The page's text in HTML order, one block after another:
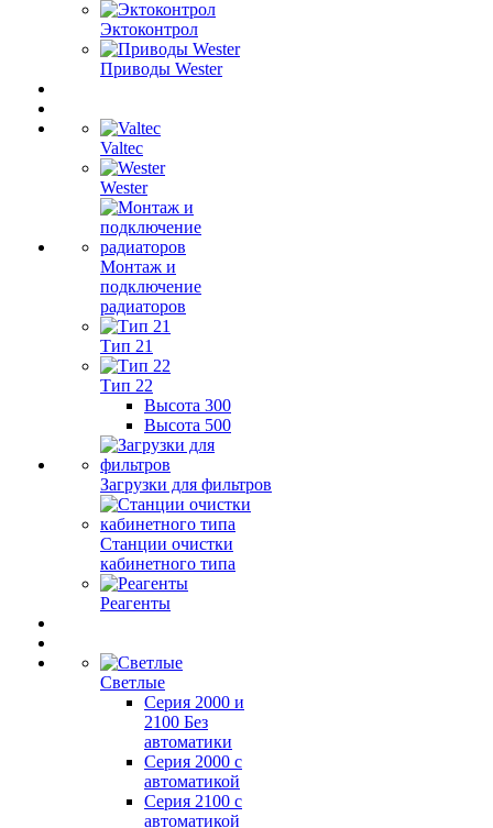
Эктоконтрол
Приводы Wester
Valtec
Wester
Монтаж и
подключение
радиаторов
Тип 21
Тип 22
Высота 300
Высота 500
Загрузки для фильтров
Станции очистки
кабинетного типа
Реагенты
Светлые
Серия 2000 и
2100 Без
автоматики
Серия 2000 с
автоматикой
Серия 2100 с
автоматикой